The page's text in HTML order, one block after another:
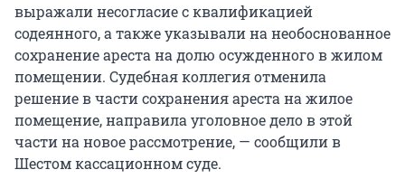
выражали несогласие с квалификацией
содеянного, а также указывали на необоснованное
сохранение ареста на долю осужденного в жилом
помещении. Судебная коллегия отменила
решение в части сохранения ареста на жилое
помещение, направила уголовное дело в этой
части на новое рассмотрение, — сообщили в
Шестом кассационном суде.